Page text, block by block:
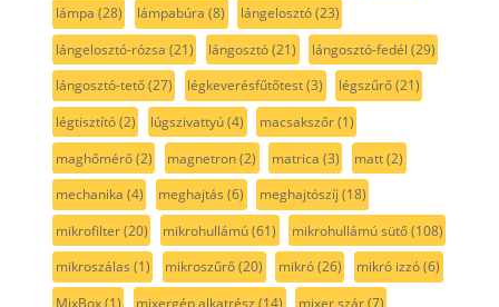
lámpa (28) lámpabúra (8) lángelosztó(23)
lángelosztó-rózsa (21) lángosztó(21) lángosztó-fedél (29)
lángosztó-tető(27) légkeverésfűtőtest(3) légszűrő(21)
légtisztító(2) lúgszivattyú(4) macsakszőr(1)
maghőmérő(2) magnetron(2) matrica (3) matt(2)
mechanika (4) meghajtás (6) meghajtószíj (18)
mikrofilter(20) mikrohullámú(61) mikrohullámú sütő(108)
mikroszálas (1) mikroszűrő(20) mikró(26) mikró izzó(6)
MixBox(1) mixergép alkatrész (14) mixer szár(7)